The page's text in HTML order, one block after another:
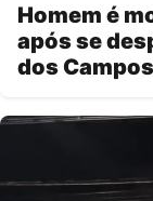
Homem é
após se
dos Campos